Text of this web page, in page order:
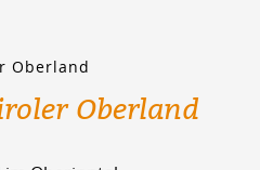
Oberland
Oberland